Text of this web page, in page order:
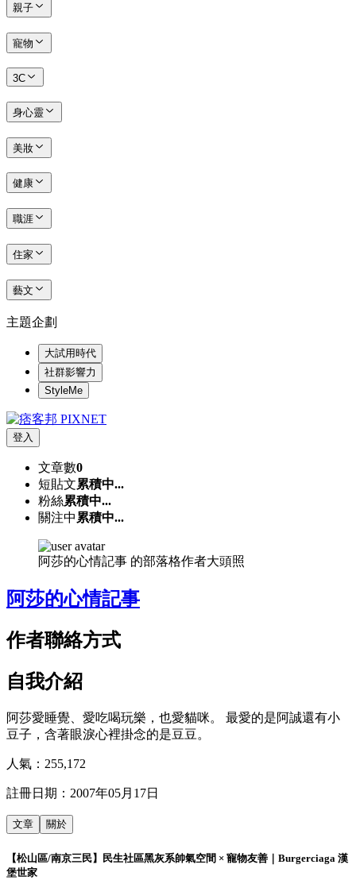
親子
寵物
3C
身心靈
美妝
健康
職涯
住家
藝文
主題企劃
大試用時代
社群影響力
StyleMe
登入
文章數0
短貼文累積中...
粉絲累積中...
關注中 累積中...
阿莎的心情記事 的部落格作者大頭照
阿莎的心情記事
作者聯絡方式
自我介紹
阿莎愛睡覺、愛吃喝玩樂，也愛貓咪。 最愛的是阿誠還有小
豆子，含著眼淚心裡掛念的是豆豆。
人氣： 255,172
註冊日期： 2007年05月17日
文章 關於
【松山區/南京三民】民生社區黑灰系帥氣空間 × 寵物友善｜Burgerciaga 漢
堡世家